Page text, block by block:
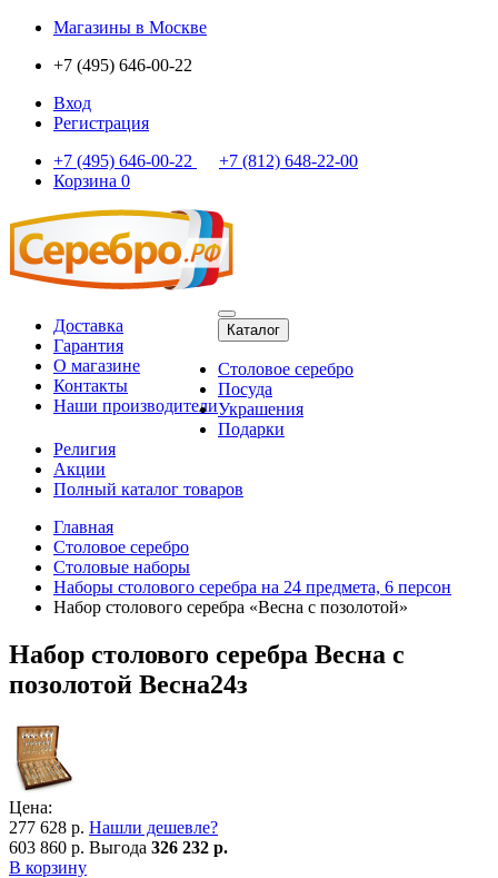
Магазины в Москве
+7 (495) 646-00-22
Вход
Регистрация
+7 (495) 646-00-22
+7 (812) 648-22-00
Корзина 0
Доставка
Гарантия
О магазине
Контакты
Наши производители
Каталог
Столовое серебро
Посуда
Украшения
Подарки
Религия
Акции
Полный каталог товаров
Главная
Столовое серебро
Столовые наборы
Наборы столового серебра на 24 предмета, 6 персон
Набор столового серебра «Весна с позолотой»
Набор столового серебра Весна с
позолотой Весна24з
Цена:
277 628 р. Нашли дешевле?
603 860 р. Выгода 326 232 р.
В корзину